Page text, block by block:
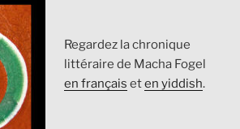
Regardez la chronique
littéraire de Macha Fogel
en français eten yiddish.